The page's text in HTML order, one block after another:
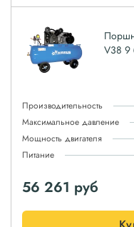
V38 9
Производительность
Максимальное давление
Мощность двигателя
Питание
56 261 руб